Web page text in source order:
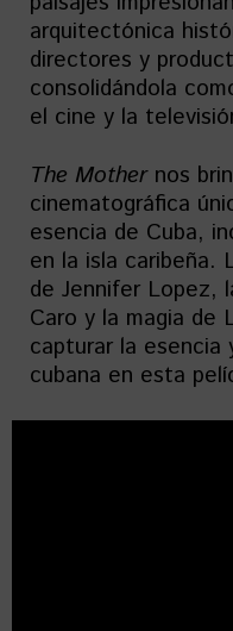
arquitectónica
directores y
consolidándola
el cine y la
The Mothernos
cinematográfica
esencia de Cuba,
en la isla caribeña.
de Jennifer Lopez,
Caro y la magia de
capturar la
cubana en esta